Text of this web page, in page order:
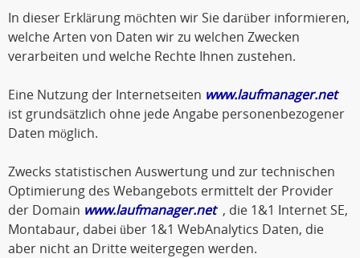
In dieser Erklärung möchten wir Sie darüber informieren,
welche Arten von Daten wir zu welchen Zwecken
verarbeiten und welche Rechte Ihnen zustehen.
Eine Nutzung der Internetseiten www.laufmanager.net
ist grundsätzlich ohne jede Angabe personenbezogener
Daten möglich.
Zwecks statistischen Auswertung und zur technischen
Optimierung des Webangebots ermittelt der Provider
der Domain www.laufmanager.net, die 1&1 Internet SE,
Montabaur, dabei über 1&1 WebAnalytics Daten, die
aber nicht an Dritte weitergegen werden.